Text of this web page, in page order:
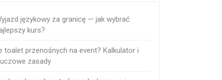
językowy za granicę — jak wybrać
kurs?
toalet przenośnych na event? Kalkulator i
zasady